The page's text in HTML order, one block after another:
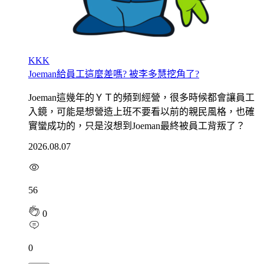
KKK
Joeman給員工這麼差嗎? 被李多慧挖角了?
Joeman這幾年的ＹＴ的頻到經營，很多時候都會讓員工
入鏡，可能是想營造上班不要看以前的親民風格，也確
實蠻成功的，只是沒想到Joeman最終被員工背叛了？
2026.08.07
56
0
0